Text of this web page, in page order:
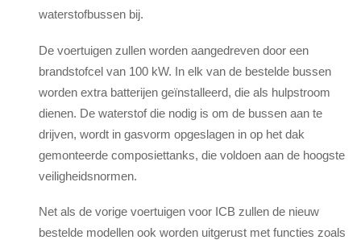
waterstofbussen bij.
De voertuigen zullen worden aangedreven door een
brandstofcel van 100 kW. In elk van de bestelde bussen
worden extra batterijen geïnstalleerd, die als hulpstroom
dienen. De waterstof die nodig is om de bussen aan te
drijven, wordt in gasvorm opgeslagen in op het dak
gemonteerde composiettanks, die voldoen aan de hoogste
veiligheidsnormen.
Net als de vorige voertuigen voor ICB zullen de nieuw
bestelde modellen ook worden uitgerust met functies zoals